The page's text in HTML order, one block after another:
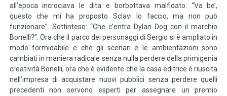
all’epoca incrociava le dita e borbottava malfidato: “Va be’,
questo che mi ha proposto Sclavi lo faccio, ma non può
funzionare”. Sottinteso: “Che c’entra Dylan Dog con il marchio
Bonelli?”. Ora che il parco dei personaggi di Sergio si è ampliato in
modo formidabile e che gli scenari e le ambientazioni sono
cambiati in maniera radicale senza nulla perdere della primigenia
creatività Bonelli, ora che è evidente che la casa editrice è riuscita
nell’impresa di acquistare nuovi pubblici senza perdere quelli
precedenti non servono esperti per assegnare un premio